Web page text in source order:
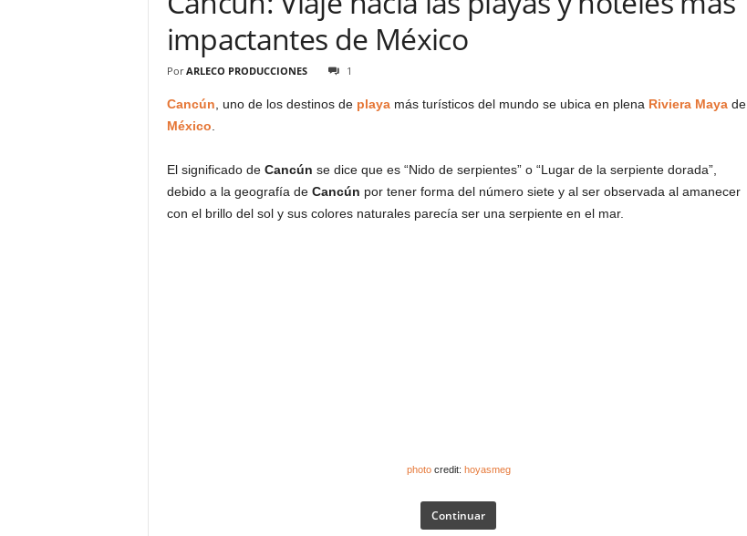
impactantes de México
Por ARLECO PRODUCCIONES 1
Cancún , uno de los destinos de playamás turísticos del mundo se ubica en plena Riviera Mayade
México
El significado de Cancún se dice que es “Nido de serpientes” o “Lugar de la serpiente dorada”,
debido a la geografía de Cancún por tener forma del número siete y al ser observada al amanecer
con el brillo del sol y sus colores naturales parecía ser una serpiente en el mar.
photocredit: hoyasmeg
Continuar